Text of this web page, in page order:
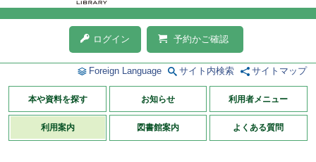
ログイン 予約かご確認
Foreign Language サイト内検索 サイトマップ
本や資料を探す お知らせ 利用者メニュー
利用案内 図書館案内 よくある質問